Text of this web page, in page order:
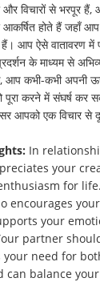
और विचारों से भरपूर
होते हैं जहाँ आप
आप ऐसे वातावरण में
के माध्यम से
आप कभी-कभी अपनी
पूरा करने में संघर्ष कर
आपको एक विचार से
In
your
for
encourages
your
partner
need for
can balance